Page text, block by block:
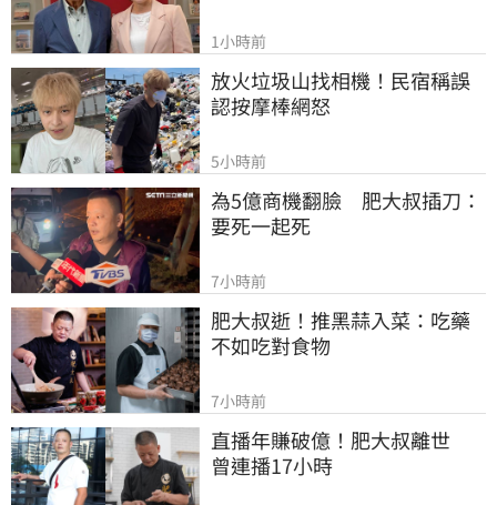
1小時前
放火垃圾山找相機！民宿稱誤
認按摩棒網怒
5小時前
為5億商機翻臉　肥大叔插刀：
要死一起死
7小時前
肥大叔逝！推黑蒜入菜：吃藥
不如吃對食物
7小時前
直播年賺破億！肥大叔離世
曾連播17小時